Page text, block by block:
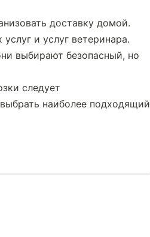
доставку домой.
и услуг ветеринара.
выбирают безопасный, но
следует
наиболее подходящий